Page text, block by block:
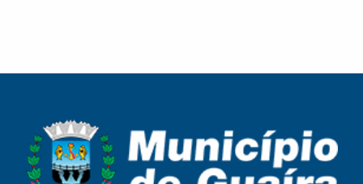
Melhor Idade celebra o Dia dos Pais com
confraternização, cultura e fortalecimento de
vínculos em Guaíra
Campanha Nacional de Multivacinação reforça a
importância da atualização da carteira de
vacinação em Guaíra